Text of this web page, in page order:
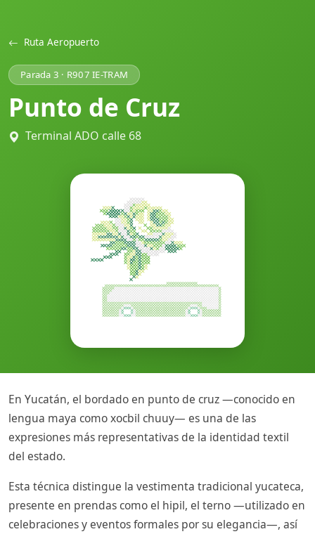
Ruta Aeropuerto
Parada 3 · R907 IE-TRAM
Punto de Cruz
Terminal ADO calle 68
En Yucatán, el bordado en punto de cruz —conocido en
lengua maya como xocbil chuuy— es una de las
expresiones más representativas de la identidad textil
del estado.
Esta técnica distingue la vestimenta tradicional yucateca,
presente en prendas como el hipil, el terno —utilizado en
celebraciones y eventos formales por su elegancia—, así